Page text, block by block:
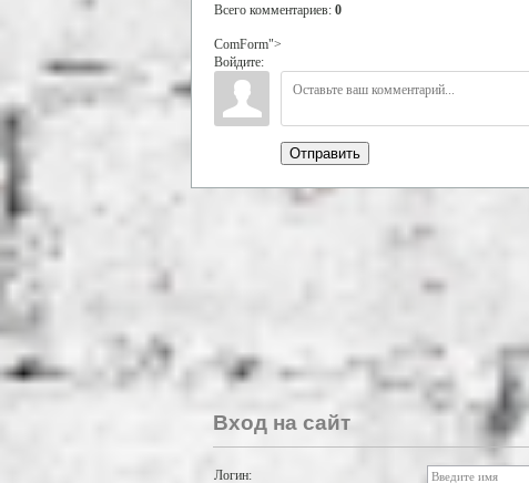
Всего комментариев: 0
ComForm">
Войдите:
Отправить
Вход на сайт
Логин: